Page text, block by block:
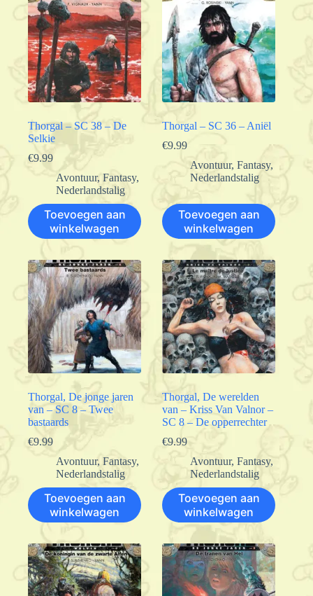
Thorgal – SC 38 – De
Selkie
€9.99
Avontuur, Fantasy,
Nederlandstalig
Toevoegen aan
winkelwagen
Thorgal – SC 36 – Aniël
€9.99
Avontuur,Fantasy,
Nederlandstalig
Toevoegen aan
winkelwagen
Thorgal, De jonge jaren
van – SC 8 – Twee
bastaards
€9.99
Avontuur, Fantasy,
Nederlandstalig
Toevoegen aan
winkelwagen
Thorgal, De werelden
van – Kriss Van Valnor –
SC 8 – De opperrechter
€9.99
Avontuur,Fantasy,
Nederlandstalig
Toevoegen aan
winkelwagen